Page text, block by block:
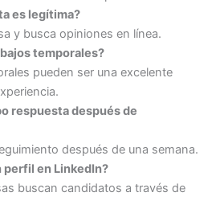
es legítima?
y busca opiniones en línea.
temporales?
pueden ser una excelente
respuesta después de
después de una semana.
perfil en LinkedIn?
buscan candidatos a través de